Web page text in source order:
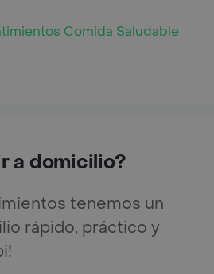
Comida Saludable
a domicilio?
tenemos un
rápido, práctico y